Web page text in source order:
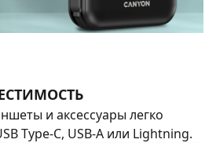
и аксессуары легко
Type-C, USB-A или Lightning.